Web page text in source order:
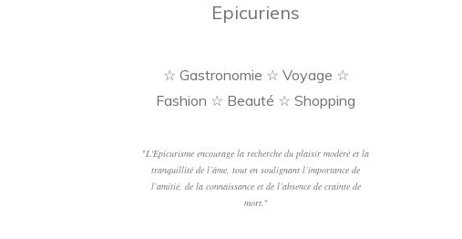
Epicuriens
☆ Gastronomie ☆ Voyage ☆
Fashion ☆ Beauté ☆ Shopping
"L'Epicurisme encourage la recherche du plaisir modéré et la
tranquillité de l’âme, tout en soulignant l’importance de
l’amitié, de la connaissance et de l’absence de crainte de
mort. "